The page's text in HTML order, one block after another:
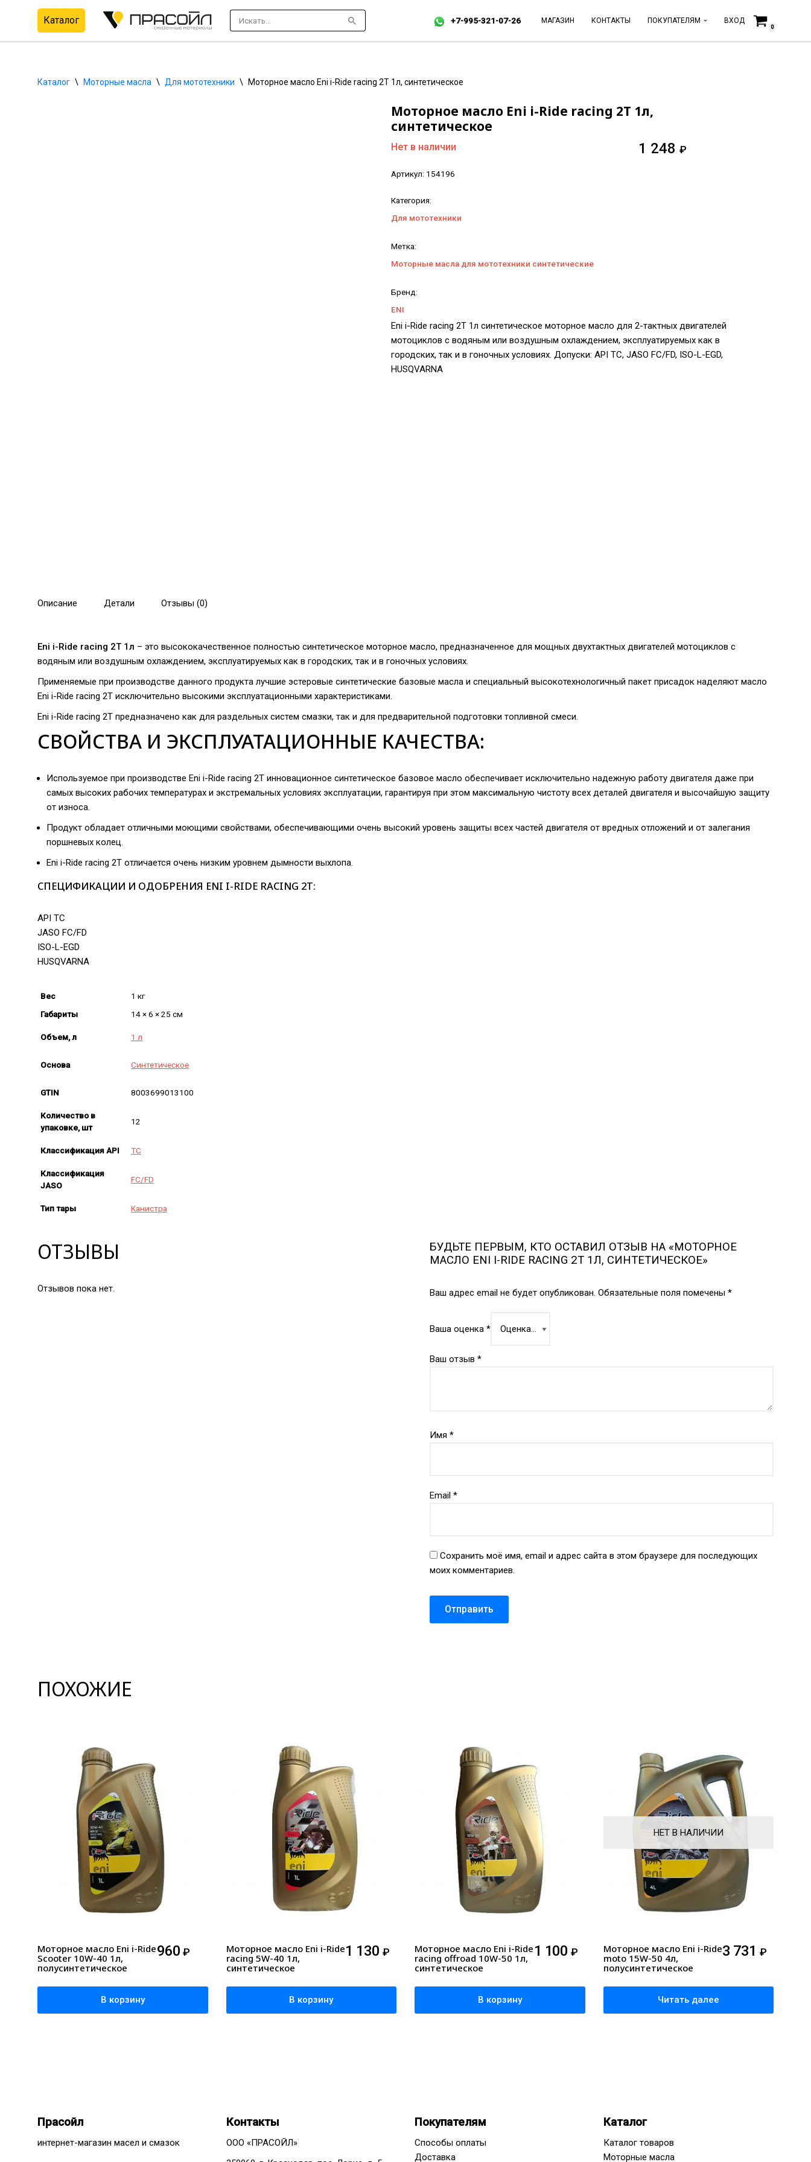
Перейти
Каталог +7-995-321-07-26 МАГАЗИН КОНТАКТЫ ПОКУПАТЕЛЯМ ВХОД
0
Каталог \ Моторные масла \ Для мототехники \ Моторное масло Eni i-Ride racing 2T 1л, синтетическое
Моторное масло Eni i-Ride racing 2T 1л,
синтетическое
1 248 ₽
Нет в наличии
Артикул: 154196
Категория:
Для мототехники
Метка:
Моторные масла для мототехники синтетические
Бренд:
ENI
Eni i-Ride racing 2T 1л синтетическое моторное масло для 2-тактных двигателей
мотоциклов с водяным или воздушным охлаждением, эксплуатируемых как в
городских, так и в гоночных условиях. Допуски: API TC, JASO FC/FD, ISO-L-EGD,
HUSQVARNA
Описание Детали Отзывы (0)
Eni i-Ride racing 2T 1л – это высококачественное полностью синтетическое моторное масло, предназначенное для мощных двухтактных двигателей мотоциклов с
водяным или воздушным охлаждением, эксплуатируемых как в городских, так и в гоночных условиях.
Применяемые при производстве данного продукта лучшие эстеровые синтетические базовые масла и специальный высокотехнологичный пакет присадок наделяют масло
Eni i-Ride racing 2T исключительно высокими эксплуатационными характеристиками.
Eni i-Ride racing 2T предназначено как для раздельных систем смазки, так и для предварительной подготовки топливной смеси.
СВОЙСТВА И ЭКСПЛУАТАЦИОННЫЕ КАЧЕСТВА:
Используемое при производстве Eni i-Ride racing 2T инновационное синтетическое базовое масло обеспечивает исключительно надежную работу двигателя даже при
самых высоких рабочих температурах и экстремальных условиях эксплуатации, гарантируя при этом максимальную чистоту всех деталей двигателя и высочайшую защиту
от износа.
Продукт обладает отличными моющими свойствами, обеспечивающими очень высокий уровень защиты всех частей двигателя от вредных отложений и от залегания
поршневых колец.
Eni i-Ride racing 2T отличается очень низким уровнем дымности выхлопа.
СПЕЦИФИКАЦИИ И ОДОБРЕНИЯ ENI I-RIDE RACING 2T:
API TC
JASO FC/FD
ISO-L-EGD
HUSQVARNA
Вес
1 кг
Габариты
14 × 6 × 25 см
Объем, л 1 л
Основа Синтетическое
GTIN 8003699013100
Количество в
упаковке, шт
12
Классификация API TC
Классификация
JASO
FC/FD
Тип тары Канистра
ОТЗЫВЫ
Отзывов пока нет.
БУДЬТЕ ПЕРВЫМ, КТО ОСТАВИЛ ОТЗЫВ НА «МОТОРНОЕ
МАСЛО ENI I-RIDE RACING 2T 1Л, СИНТЕТИЧЕСКОЕ»
Ваш адрес email не будет опубликован. Обязательные поля помечены *
Ваша оценка *
Ваш отзыв *
Имя *
Email *
Сохранить моё имя, email и адрес сайта в этом браузере для последующих
моих комментариев.
ПОХОЖИЕ
Моторное масло Eni i-Ride
Scooter 10W-40 1л,
полусинтетическое
960₽
В корзину
Моторное масло Eni i-Ride
racing 5W-40 1л,
синтетическое
1 130 ₽
В корзину
Моторное масло Eni i-Ride
racing offroad 10W-50 1л,
синтетическое
1 100₽
В корзину
НЕТ В НАЛИЧИИ
Моторное масло Eni i-Ride
moto 15W-50 4л,
полусинтетическое
3 731 ₽
Читать далее
Прасойл
интернет-магазин масел и смазок
Контакты
ООО «ПРАСОЙЛ»
Покупателям
Способы оплаты
Доставка
Каталог
Каталог товаров
Моторные масла